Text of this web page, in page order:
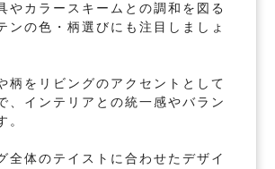
やカラースキームとの調和を図る
ンの色・柄選びにも注目しましょ
柄をリビングのアクセントとして
、インテリアとの統一感やバラン
。
全体のテイストに合わせたデザイ